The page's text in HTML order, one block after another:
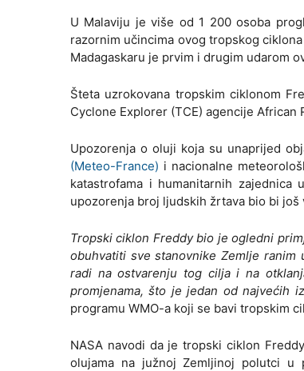
U Malaviju je više od 1 200 osoba
razornim učincima ovog tropskog
Madagaskaru je prvim i drugim udarom
Šteta uzrokovana tropskim ciklonom
Cyclone Explorer (TCE) agencije African
Upozorenja o oluji koja su unaprijed
(Meteo-France) i nacionalne
katastrofama i humanitarnih
upozorenja broj ljudskih žrtava bio bi još
Tropski ciklon Freddy bio je ogledni
obuhvatiti sve stanovnike Zemlje ranim
radi na ostvarenju tog cilja i na
promjenama, što je jedan od najvećih
programu WMO-a koji se bavi tropskim
NASA navodi da je tropski ciklon
olujama na južnoj Zemljinoj polutci u